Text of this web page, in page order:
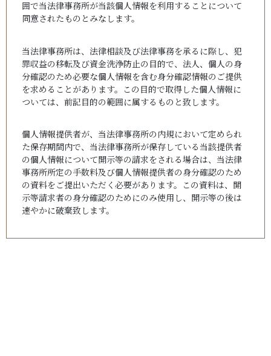
囲で当法律事務所が当該個人情報を利用することについて
同意されたものとみなします。
当法律事務所は、法律相談及び法律事務を承るに際し、犯
罪収益の移転及び資金洗浄防止の目的で、法人、個人の身
分確認のため必要な個人情報を含む身分確認情報のご提供
を求めることがあります。この目的で取得した個人情報に
ついては、前記目的の範囲に属するものと致します。
個人情報提供者が、当法律事務所の内規において定められ
た保存期間内で、当法律事務所が保存している当該提供者
の個人情報について開示等の請求をされる場合は、当法律
事務所所定の手数料及び個人情報提供者の身分確認のため
の資料をご提出いただく必要があります。この資料は、開
示等請求者の身分確認のためにのみ使用し、開示等の後は
速やかに破棄致します。